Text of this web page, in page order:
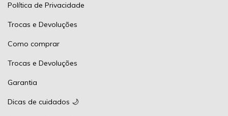
Política de Privacidade
Trocas e Devoluções
Como comprar
Trocas e Devoluções
Garantia
Dicas de cuidados 🌙